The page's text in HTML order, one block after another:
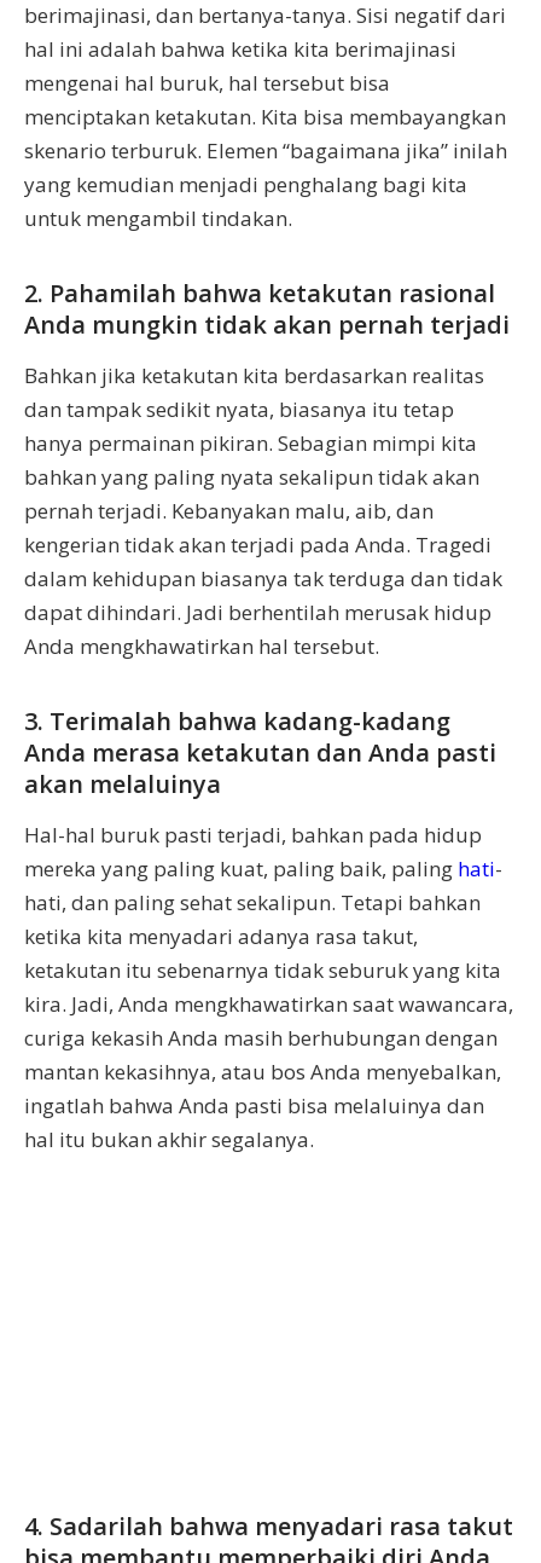
berimajinasi, dan bertanya-tanya. Sisi negatif dari
hal ini adalah bahwa ketika kita berimajinasi
mengenai hal buruk, hal tersebut bisa
menciptakan ketakutan. Kita bisa membayangkan
skenario terburuk. Elemen “bagaimana jika” inilah
yang kemudian menjadi penghalang bagi kita
untuk mengambil tindakan.
2. Pahamilah bahwa ketakutan rasional
Anda mungkin tidak akan pernah terjadi
Bahkan jika ketakutan kita berdasarkan realitas
dan tampak sedikit nyata, biasanya itu tetap
hanya permainan pikiran. Sebagian mimpi kita
bahkan yang paling nyata sekalipun tidak akan
pernah terjadi. Kebanyakan malu, aib, dan
kengerian tidak akan terjadi pada Anda. Tragedi
dalam kehidupan biasanya tak terduga dan tidak
dapat dihindari. Jadi berhentilah merusak hidup
Anda mengkhawatirkan hal tersebut.
3. Terimalah bahwa kadang-kadang
Anda merasa ketakutan dan Anda pasti
akan melaluinya
Hal-hal buruk pasti terjadi, bahkan pada hidup
mereka yang paling kuat, paling baik, paling hati-
hati, dan paling sehat sekalipun. Tetapi bahkan
ketika kita menyadari adanya rasa takut,
ketakutan itu sebenarnya tidak seburuk yang kita
kira. Jadi, Anda mengkhawatirkan saat wawancara,
curiga kekasih Anda masih berhubungan dengan
mantan kekasihnya, atau bos Anda menyebalkan,
ingatlah bahwa Anda pasti bisa melaluinya dan
hal itu bukan akhir segalanya.
4. Sadarilah bahwa menyadari rasa takut